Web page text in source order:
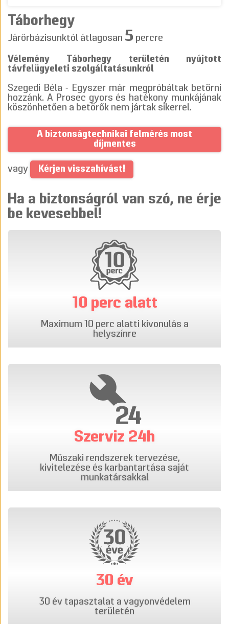
Táborhegy
Járőrbázisunktól átlagosan 5 percre
Vélemény Táborhegy területén nyújtott
távfelügyeleti szolgáltatásunkról
Szegedi Béla - Egyszer már megpróbáltak betörni
hozzánk. A Prosec gyors és hatékony munkájának
köszönhetően a betörők nem jártak sikerrel.
A biztonságtechnikai felmérés most
díjmentes
vagy Kérjen visszahívást!
Ha a biztonságról van szó, ne érje
be kevesebbel!
10 perc alatt
Maximum 10 perc alatti kivonulás a
helyszínre
Szerviz 24h
Műszaki rendszerek tervezése,
kivitelezése és karbantartása saját
munkatársakkal
30 év
30 év tapasztalat a vagyonvédelem
területén